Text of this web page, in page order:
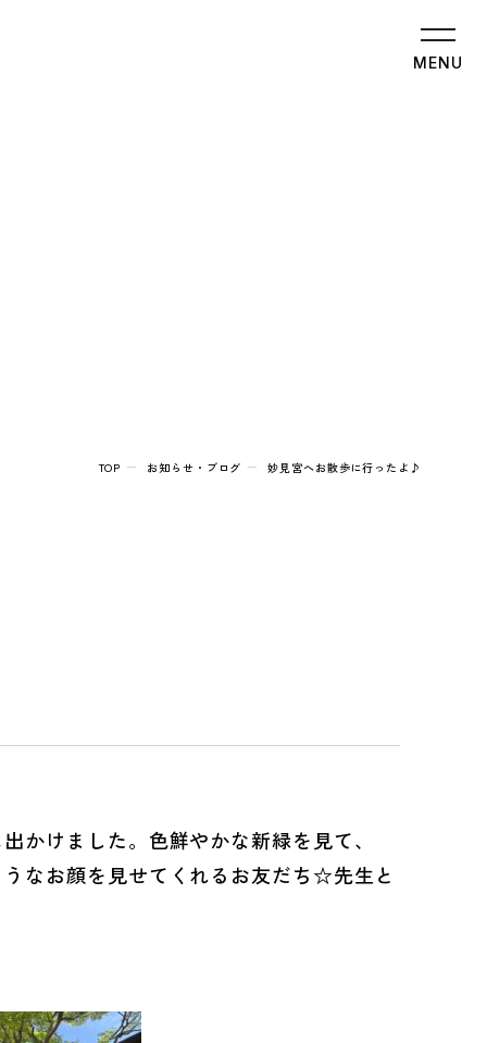
MENU
TOP お知らせ・ブログ 妙見宮へお散歩に行ったよ♪
けました。色鮮やかな新緑を見て、
なお顔を見せてくれるお友だち☆先生と